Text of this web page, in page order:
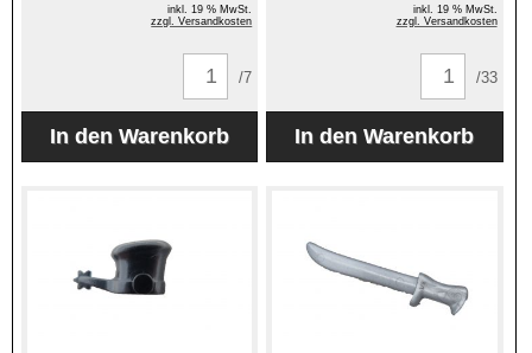
inkl. 19 % MwSt.
zzgl. Versandkosten
/7
inkl. 19 % MwSt.
zzgl. Versandkosten
/33